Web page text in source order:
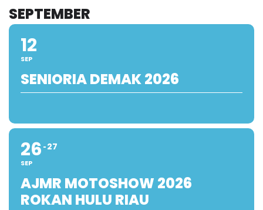
SEPTEMBER
12
SEP
SENIORIA DEMAK 2026
26
SEP
27
AJMR MOTOSHOW 2026
ROKAN HULU RIAU